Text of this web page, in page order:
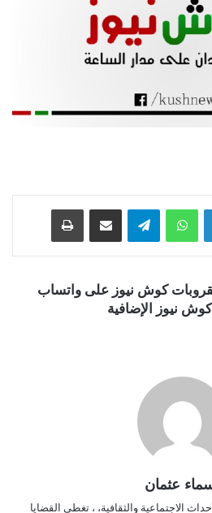
لينكدإن واتساب تيلقرام
كوش نيوز على واتساب
نيوز الإضافية
عثمان
الاجتماعية والثقافية، ، تغطي القضايا